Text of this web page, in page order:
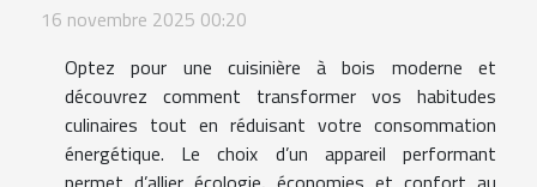
16 novembre 2025 00:20
Optez pour une cuisinière à bois moderne et
découvrez comment transformer vos habitudes
culinaires tout en réduisant votre consommation
énergétique. Le choix d’un appareil performant